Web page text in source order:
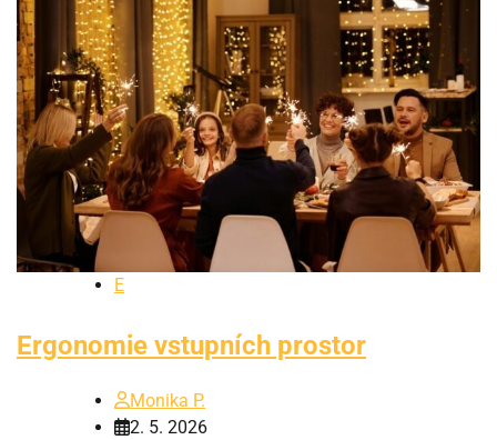
E
Ergonomie vstupních prostor
Monika P.
2. 5. 2026